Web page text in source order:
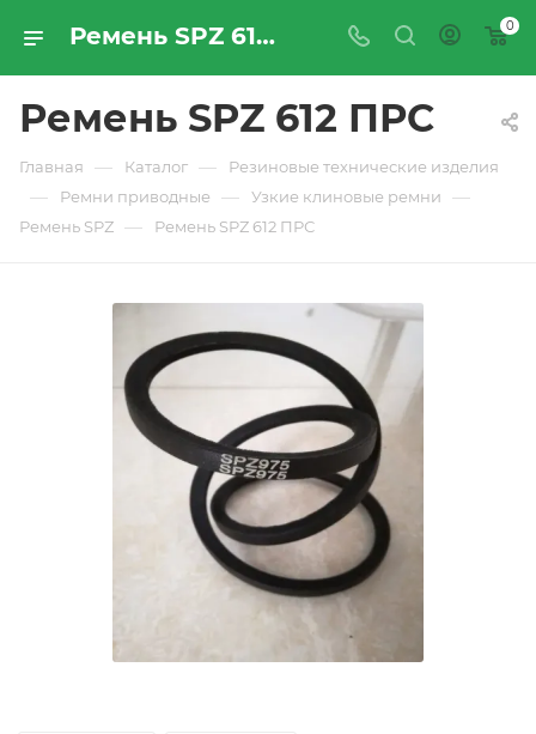
Ремень SPZ 612 ПРС - купить по цене производителя с доставкой по Москве и России | ПРОМРЕСУРССЕРВИС 0
Ремень SPZ 612 ПРС
Главная — Каталог — Резиновые технические изделия
— Ремни приводные — Узкие клиновые ремни —
Ремень SPZ — Ремень SPZ 612 ПРС